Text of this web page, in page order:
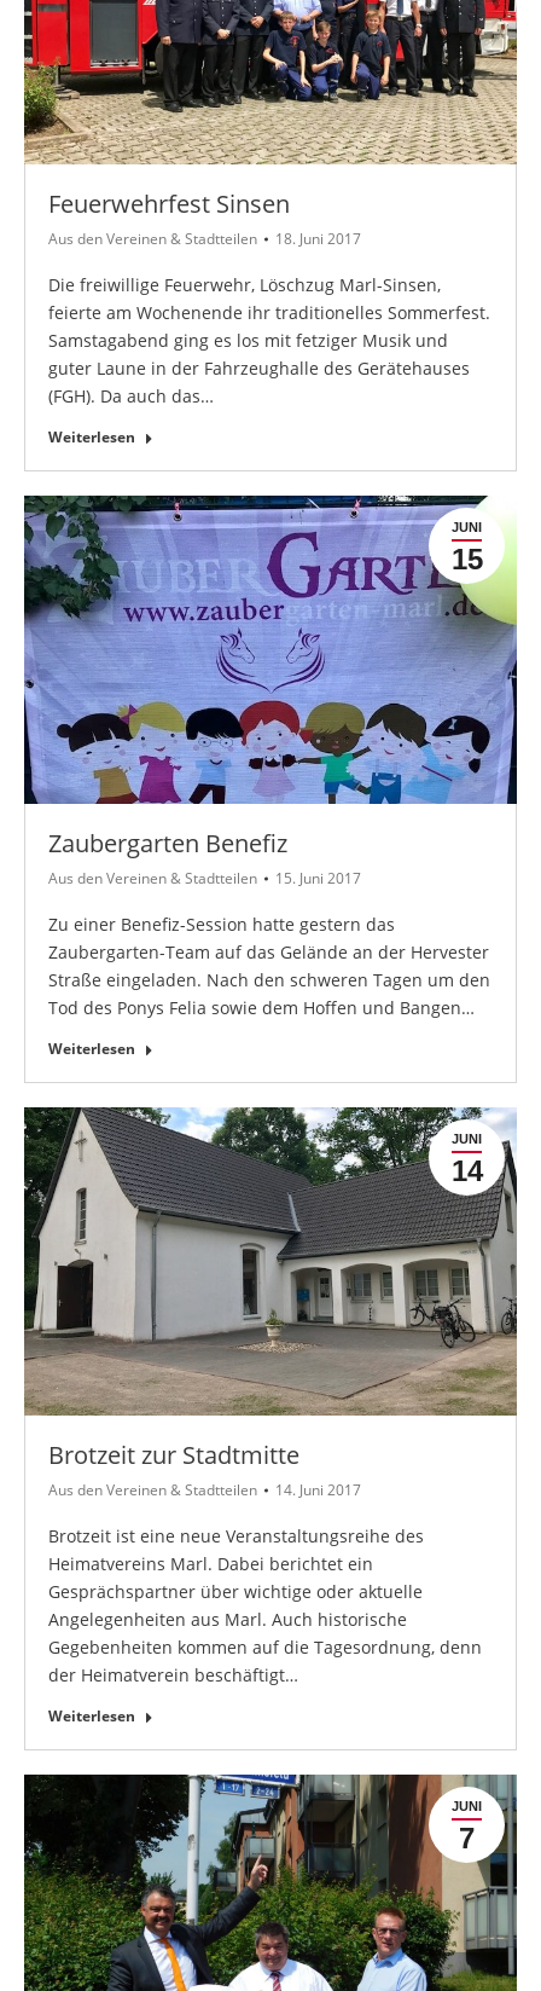
Feuerwehrfest Sinsen
Aus den Vereinen & Stadtteilen 18. Juni 2017
Die freiwillige Feuerwehr, Löschzug Marl-Sinsen,
feierte am Wochenende ihr traditionelles Sommerfest.
Samstagabend ging es los mit fetziger Musik und
guter Laune in der Fahrzeughalle des Gerätehauses
(FGH). Da auch das…
Weiterlesen
JUNI
15
Zaubergarten Benefiz
Aus den Vereinen & Stadtteilen 15. Juni 2017
Zu einer Benefiz-Session hatte gestern das
Zaubergarten-Team auf das Gelände an der Hervester
Straße eingeladen. Nach den schweren Tagen um den
Tod des Ponys Felia sowie dem Hoffen und Bangen…
Weiterlesen
JUNI
14
Brotzeit zur Stadtmitte
Aus den Vereinen & Stadtteilen 14. Juni 2017
Brotzeit ist eine neue Veranstaltungsreihe des
Heimatvereins Marl. Dabei berichtet ein
Gesprächspartner über wichtige oder aktuelle
Angelegenheiten aus Marl. Auch historische
Gegebenheiten kommen auf die Tagesordnung, denn
der Heimatverein beschäftigt…
Weiterlesen
JUNI
7